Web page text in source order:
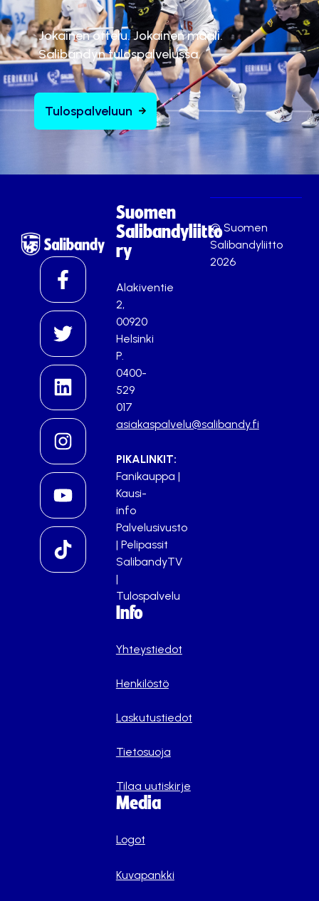
Jokainen ottelu. Jokainen maali.
Salibandyn tulospalvelussa.
Tulospalveluun
Suomen
Salibandyliitto
ry
Alakiventie
2,
00920
Helsinki
P.
0400-
529
017
asiakaspalvelu@salibandy.fi
PIKALINKIT:
Fanikauppa |
Kausi-
info
Palvelusivusto
| Pelipassit
SalibandyTV
|
Tulospalvelu
Info
Yhteystiedot
Henkilöstö
Laskutustiedot
Tietosuoja
Tilaa uutiskirje
Media
Logot
Kuvapankki
© Suomen
Salibandyliitto
2026